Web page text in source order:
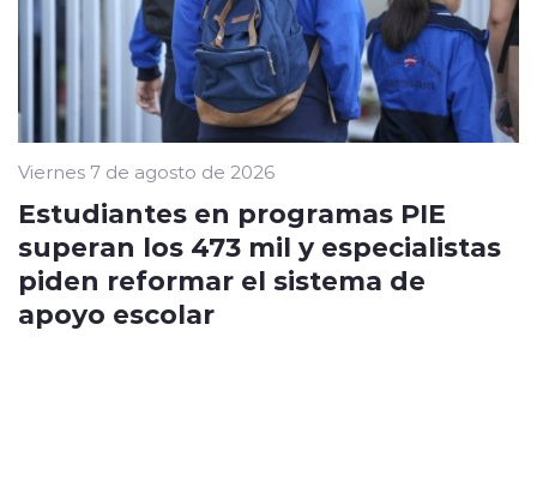
Viernes 7 de agosto de 2026
Estudiantes en programas PIE
superan los 473 mil y especialistas
piden reformar el sistema de
apoyo escolar